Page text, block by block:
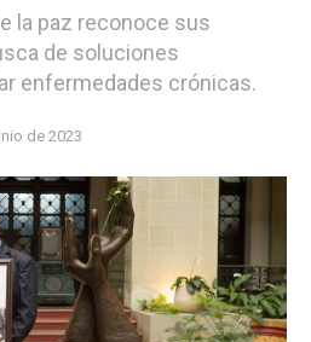
la paz reconoce sus
de soluciones
enfermedades crónicas.
de 2023